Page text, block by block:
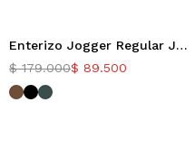
Nuevo
Enterizo Jogger Regular Jungle
$179.000$ 89.500